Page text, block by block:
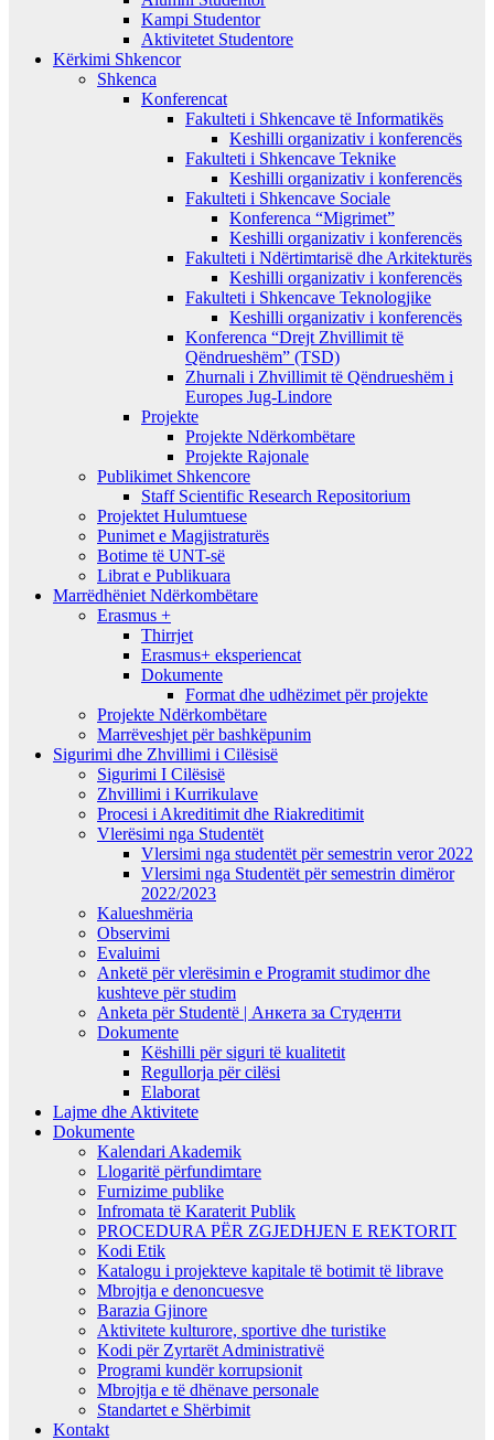
Kampi Studentor
Aktivitetet Studentore
Kërkimi Shkencor
Shkenca
Konferencat
Fakulteti i Shkencave të Informatikës
Keshilli organizativ i konferencës
Fakulteti i Shkencave Teknike
Keshilli organizativ i konferencës
Fakulteti i Shkencave Sociale
Konferenca “Migrimet”
Keshilli organizativ i konferencës
Fakulteti i Ndërtimtarisë dhe Arkitekturës
Keshilli organizativ i konferencës
Fakulteti i Shkencave Teknologjike
Keshilli organizativ i konferencës
Konferenca “Drejt Zhvillimit të
Qëndrueshëm” (TSD)
Zhurnali i Zhvillimit të Qëndrueshëm i
Europes Jug-Lindore
Projekte
Projekte Ndërkombëtare
Projekte Rajonale
Publikimet Shkencore
Staff Scientific Research Repositorium
Projektet Hulumtuese
Punimet e Magjistraturës
Botime të UNT-së
Librat e Publikuara
Marrëdhëniet Ndërkombëtare
Erasmus +
Thirrjet
Erasmus+ eksperiencat
Dokumente
Format dhe udhëzimet për projekte
Projekte Ndërkombëtare
Marrëveshjet për bashkëpunim
Sigurimi dhe Zhvillimi i Cilësisë
Sigurimi I Cilësisë
Zhvillimi i Kurrikulave
Procesi i Akreditimit dhe Riakreditimit
Vlerësimi nga Studentët
Vlersimi nga studentët për semestrin veror 2022
Vlersimi nga Studentët për semestrin dimëror
2022/2023
Kalueshmëria
Observimi
Evaluimi
Anketë për vlerësimin e Programit studimor dhe
kushteve për studim
Anketa për Studentë | Анкета за Студенти
Dokumente
Këshilli për siguri të kualitetit
Regullorja për cilësi
Elaborat
Lajme dhe Aktivitete
Dokumente
Kalendari Akademik
Llogaritë përfundimtare
Furnizime publike
Infromata të Karaterit Publik
PROCEDURA PËR ZGJEDHJEN E REKTORIT
Kodi Etik
Katalogu i projekteve kapitale të botimit të librave
Mbrojtja e denoncuesve
Barazia Gjinore
Aktivitete kulturore, sportive dhe turistike
Kodi për Zyrtarët Administrativë
Programi kundër korrupsionit
Mbrojtja e të dhënave personale
Standartet e Shërbimit
Kontakt